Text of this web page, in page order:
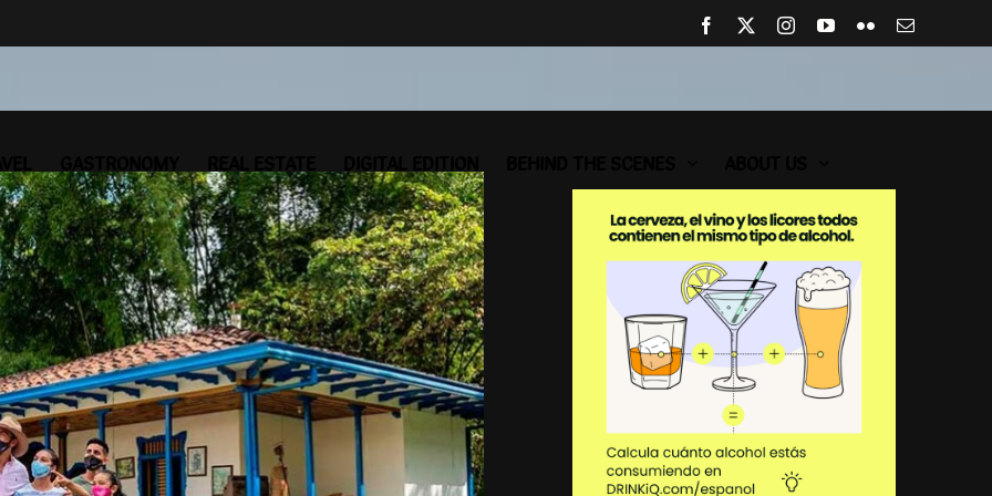
Facebook InstagramYouTube
FlickrEmail